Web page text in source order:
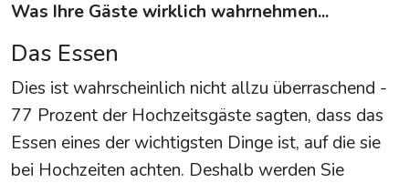
Was Ihre Gäste wirklich wahrnehmen...
Das Essen
Dies ist wahrscheinlich nicht allzu überraschend -
77 Prozent der Hochzeitsgäste sagten, dass das
Essen eines der wichtigsten Dinge ist, auf die sie
bei Hochzeiten achten. Deshalb werden Sie